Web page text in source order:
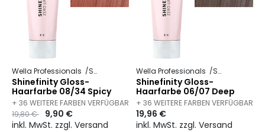
Wella Professionals Shinefinity
Shinefinity Gloss-
Haarfarbe 08/34 Spicy
Ginger
+ 36 WEITERE FARBEN VERFÜGBAR
Preis
19,80 €to 9,90 €
inkl. MwSt. zzgl. Versand
Wella Professionals Shinefinity
Shinefinity Gloss-
Haarfarbe 06/07 Deep
Walnut
+ 36 WEITERE FARBEN VERFÜGBAR
19,96 €
inkl. MwSt. zzgl. Versand